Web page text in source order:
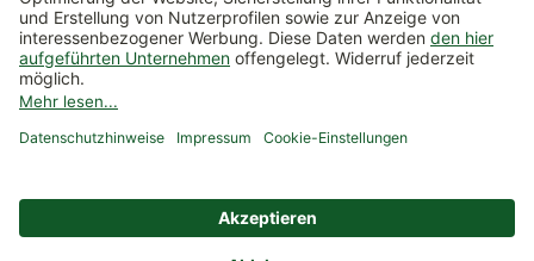
*Alle Preise inkl. gesetzlicher Mehrwertsteuer zzgl.Versand
Mindestbestellwert 14,90 €, ausgenommen sind Gutscheine und
Events.
Widerrufsrecht Datenschutz